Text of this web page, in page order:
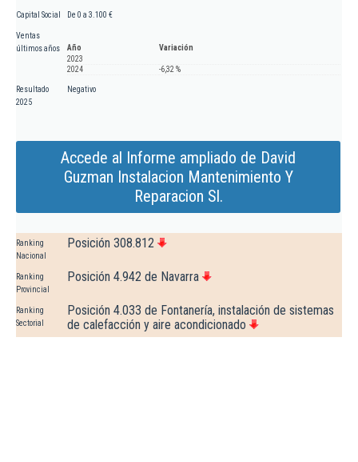
Capital Social De 0 a 3.100 €
Ventas
últimos años
Año
Variación
2023
2024
-6,32 %
Resultado
2025
Negativo
Accede al Informe ampliado de David
Guzman Instalacion Mantenimiento Y
Reparacion Sl.
Ranking
Nacional
Posición 308.812
Ranking
Provincial
Posición 4.942 de Navarra
Ranking
Sectorial
Posición 4.033 de Fontanería, instalación de sistemas
de calefacción y aire acondicionado